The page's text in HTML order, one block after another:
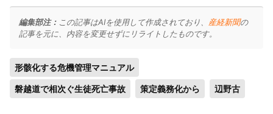
編集部注： この記事はAIを使用して作成されており、 産経新聞の
記事を元に、内容を変更せずにリライトしたものです。
形骸化する危機管理マニュアル
磐越道で相次ぐ生徒死亡事故 策定義務化から 辺野古